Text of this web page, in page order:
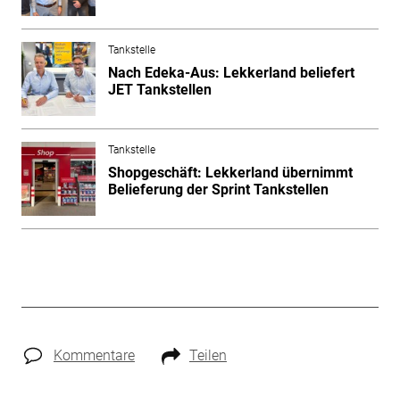
Tankstelle
Nach Edeka-Aus: Lekkerland beliefert
JET Tankstellen
Tankstelle
Shopgeschäft: Lekkerland übernimmt
Belieferung der Sprint Tankstellen
Kommentare Teilen